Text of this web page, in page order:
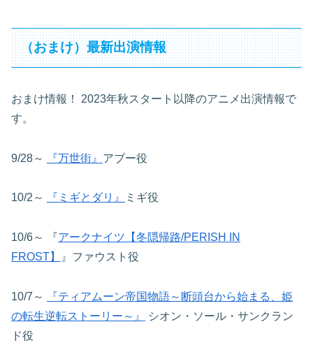
（おまけ）最新出演情報
おまけ情報！
2023年秋スタート以降のアニメ出演情報で
す。
9/28～ 『万世街』 アブー役
10/2～ 『ミギとダリ』 ミギ役
10/6～ 『アークナイツ【冬隠帰路/PERISH IN
FROST】
』ファウスト役
10/7～
『ティアムーン帝国物語～断頭台から始まる、姫
の転生逆転ストーリー～』
シオン・ソール・サンクラン
ド役